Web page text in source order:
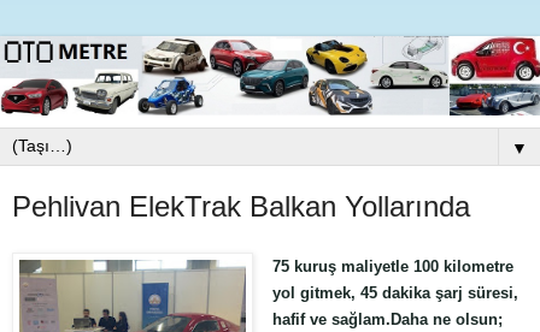
▼
Pehlivan ElekTrak Balkan Yollarında
75 kuruş maliyetle 100 kilometre
yol gitmek, 45 dakika şarj süresi,
hafif ve sağlam.Daha ne olsun;